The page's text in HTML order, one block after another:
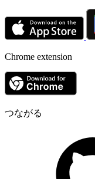
Chrome extension
つながる